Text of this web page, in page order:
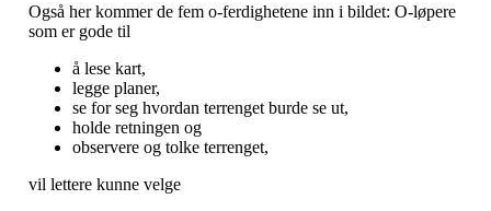
Også her kommer de fem o-ferdighetene inn i bildet: O-løpere
som er gode til
å lese kart,
legge planer,
se for seg hvordan terrenget burde se ut,
holde retningen og
observere og tolke terrenget,
vil lettere kunne velge